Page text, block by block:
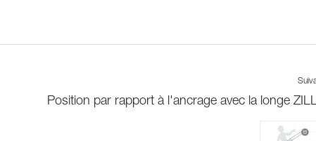
Position par rapport à l'ancrage avec la longe